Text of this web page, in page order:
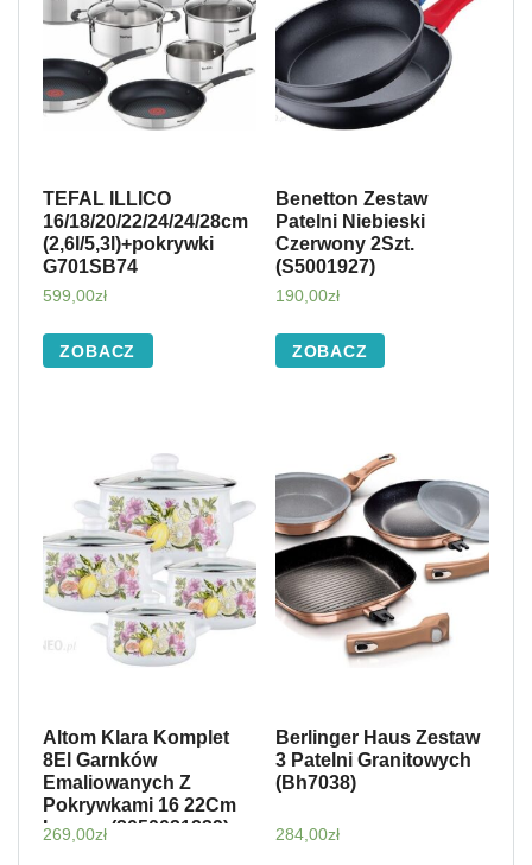
TEFAL ILLICO
16/18/20/22/24/24/28cm
(2,6l/5,3l)+pokrywki
G701SB74
599,00zł
ZOBACZ
Benetton Zestaw
Patelni Niebieski
Czerwony 2Szt.
(S5001927)
190,00zł
ZOBACZ
Altom Klara Komplet
8El Garnków
Emaliowanych Z
Pokrywkami 16 22Cm
Lemon (2050021239)
269,00zł
Berlinger Haus Zestaw
3 Patelni Granitowych
(Bh7038)
284,00zł